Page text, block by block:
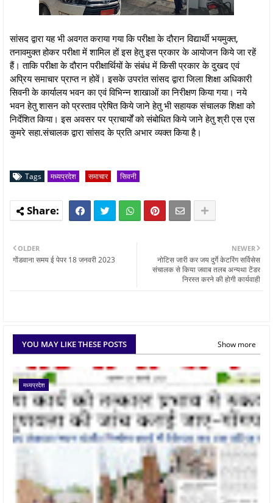
सांसद द्वारा यह भी अवगत कराया गया कि परीक्षा के दौरान विद्यार्थी भयमुक्त,
तनावमुक्त होकर परीक्षा में शामिल हों इस हेतु इस प्रकार के आयोजन किये जा रहें
हैं। ताकि परीक्षा के दौरान परीक्षार्थियों के संबंध में किसी प्रकार के दुखद एवं
अप्रिय समाचार प्राप्त न होवें। इसके उपरांत सांसद द्वारा जिला शिक्षा अधिकारी
सिवनी के कार्यालय भवन का एवं विभिन्न शाखाओं का निरीक्षण किया गया। नये
भवन हेतु शासन को प्रस्ताव प्रेषित किये जाने हेतु भी सहायक संचालक शिक्षा को
निर्देशित किया। इस अवसर पर प्राचार्यों को संबोधित किये जाने हेतु श्री एस एस
कुमरे सहा.संचालक द्वारा सांसद के प्रति अभार व्यक्त किया है।
Tags मध्यप्रदेश समाचार सिवनी
NEWER
नोटिस जारी कर जय दुर्गे केटरिंग सर्विसेस
संचालक से किया जवाब तलब अन्यथा टेंडर
निरस्त करने की होगी कार्यवाही
OLDER
गोंडवाना समय ई पेपर 18 जनवरी 2023
YOU MAY LIKE THESE POSTS Show more
मध्यप्रदेश